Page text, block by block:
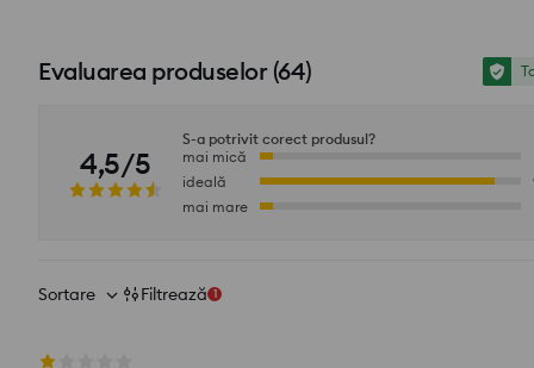
Evaluarea produselor(64)
4,5/5
S-a potrivit corect produsul?
mai mică
ideală
mai mare
Sortare Filtrează 1